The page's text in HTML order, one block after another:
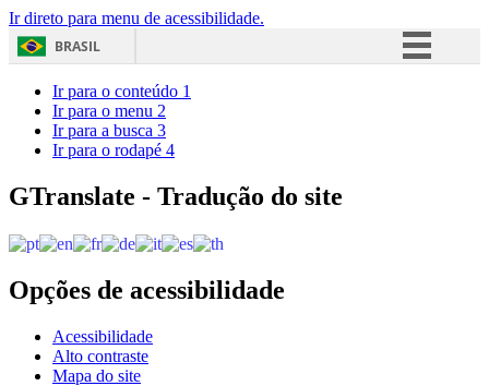
Ir direto para menu de acessibilidade.
BRASIL
Acesso à informação
Ir para o conteúdo 1
Ir para o menu 2
Ir para a busca 3
Ir para o rodapé 4
GTranslate - Tradução do site
Opções de acessibilidade
Acessibilidade
Alto contraste
Mapa do site